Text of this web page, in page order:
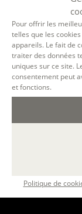
Pour offrir les
telles que les
appareils. Le fait de
traiter des données
uniques sur ce site.
consentement peut
et fonctions.
Politique de